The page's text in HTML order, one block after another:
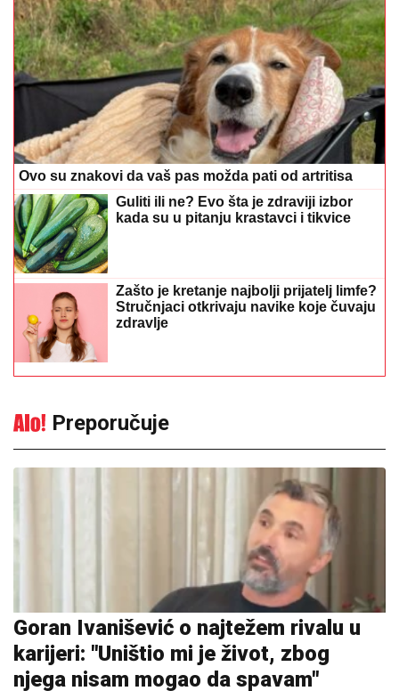
Ovo su znakovi da vaš pas možda pati od artritisa
Guliti ili ne? Evo šta je zdraviji izbor
kada su u pitanju krastavci i tikvice
Zašto je kretanje najbolji prijatelj limfe?
Stručnjaci otkrivaju navike koje čuvaju
zdravlje
Preporučuje
Goran Ivanišević o najtežem rivalu u
karijeri: "Uništio mi je život, zbog
njega nisam mogao da spavam"